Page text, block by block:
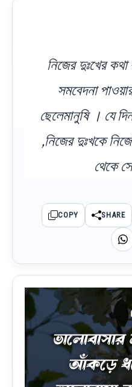
নিজের দুঃখের কথা
সমবেদনা
ছেলেমানুষি । যে
,নিজের দুঃখকে
থেকে
COPY SHARE
আঁকড়ে